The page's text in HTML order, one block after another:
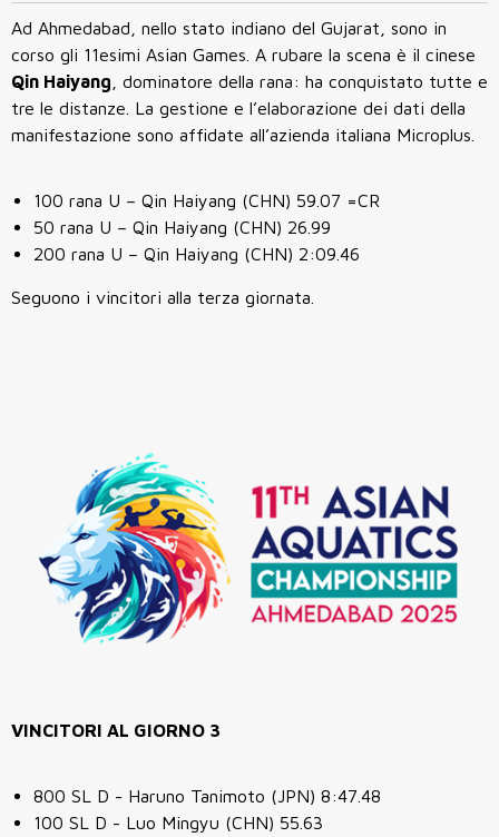
Ad Ahmedabad, nello stato indiano del Gujarat, sono in
corso gli 11esimi Asian Games. A rubare la scena è il cinese
Qin Haiyang , dominatore della rana: ha conquistato tutte e
tre le distanze. La gestione e l’elaborazione dei dati della
manifestazione sono affidate all’azienda italiana Microplus.
100 rana U – Qin Haiyang (CHN) 59.07 =CR
50 rana U – Qin Haiyang (CHN) 26.99
200 rana U – Qin Haiyang (CHN) 2:09.46
Seguono i vincitori alla terza giornata.
VINCITORI AL GIORNO 3
800 SL D - Haruno Tanimoto (JPN) 8:47.48
100 SL D - Luo Mingyu (CHN) 55.63